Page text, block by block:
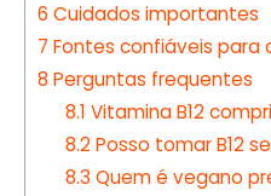
6 Cuidados importantes
7 Fontes confiáveis para
8 Perguntas frequentes
8.1 Vitamina B12
8.2Posso tomar B12
8.3 Quem é vegano